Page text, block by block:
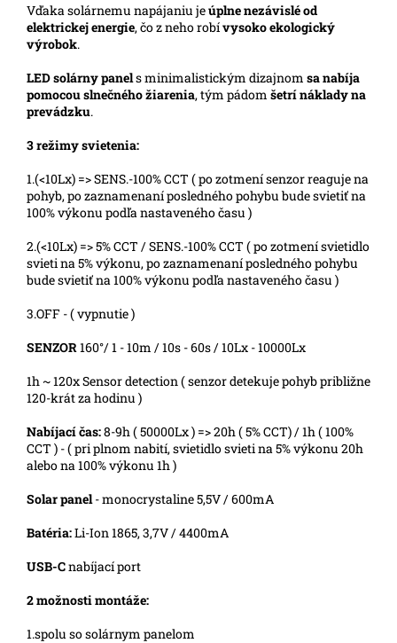
Vďaka solárnemu napájaniu jeúplne nezávislé od
elektrickej energie, čo z neho robívysoko ekologický
výrobok.
LED solárny panels minimalistickým dizajnom sa nabíja
pomocou slnečného žiarenia, tým pádom šetrí náklady na
prevádzku.
3 režimy svietenia:
1.(<10Lx) => SENS.-100% CCT ( po zotmení senzor reaguje na
pohyb, po zaznamenaní posledného pohybu bude svietiť na
100% výkonu podľa nastaveného času )
2.(<10Lx) => 5% CCT / SENS.-100% CCT ( po zotmení svietidlo
svieti na 5% výkonu, po zaznamenaní posledného pohybu
bude svietiť na 100% výkonu podľa nastaveného času )
3.OFF - ( vypnutie )
SENZOR160°/ 1 - 10m / 10s - 60s / 10Lx - 10000Lx
1h ~ 120x Sensor detection ( senzor detekuje pohyb približne
120-krát za hodinu )
Nabíjací čas:8-9h ( 50000Lx ) => 20h ( 5% CCT) / 1h ( 100%
CCT ) - ( pri plnom nabití, svietidlo svieti na 5% výkonu 20h
alebo na 100% výkonu 1h )
Solar panel- monocrystaline 5,5V / 600mA
Batéria:Li-Ion 1865, 3,7V / 4400mA
USB-Cnabíjací port
2 možnosti montáže:
1.spolu so solárnym panelom